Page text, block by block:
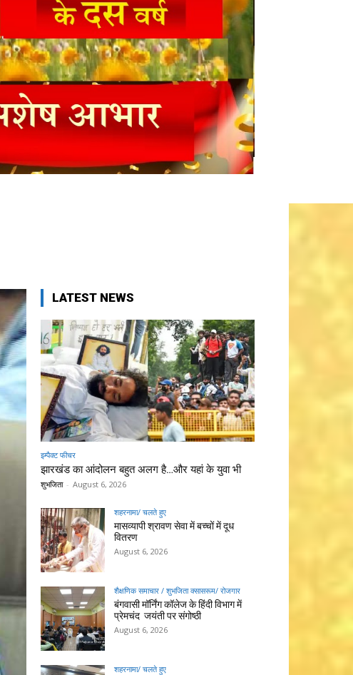
LATEST NEWS
इम्पैक्ट फीचर
झारखंड का आंदोलन बहुत अलग है…और यहां के युवा भी
शुभजिता - August 6, 2026
शहरनामा/ चलते हुए
मासव्यापी श्रावण सेवा में बच्चों में दूध
वितरण
August 6, 2026
शैक्षणिक समाचार / शुभजिता क्सासरूम/ रोजगार
बंगवासी मॉर्निंग कॉलेज के हिंदी विभाग में
प्रेमचंद जयंती पर संगोष्ठी
August 6, 2026
शहरनामा/ चलते हुए